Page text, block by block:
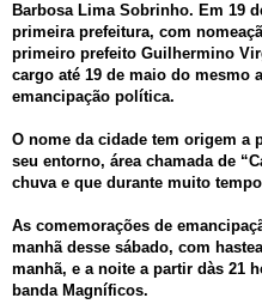
Barbosa Lima Sobrinho. Em 19
primeira prefeitura, com
primeiro prefeito Guilhermino
cargo até 19 de maio do mesmo
emancipação política.
O nome da cidade tem origem a
seu entorno, área chamada de
chuva e que durante muito
As comemorações de
manhã desse sábado, com
manhã, e a noite a partir dàs 21
banda Magníficos.